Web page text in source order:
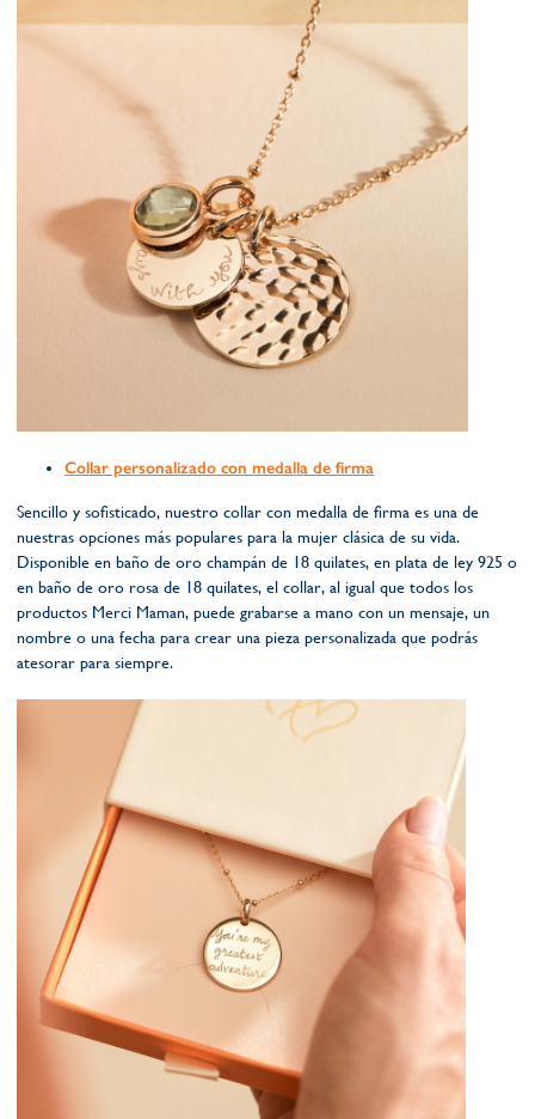
Collar personalizado con medalla de firma
Sencillo y sofisticado, nuestro collar con medalla de firma es una de
nuestras opciones más populares para la mujer clásica de su vida.
Disponible en baño de oro champán de 18 quilates, en plata de ley 925 o
en baño de oro rosa de 18 quilates, el collar, al igual que todos los
productos Merci Maman, puede grabarse a mano con un mensaje, un
nombre o una fecha para crear una pieza personalizada que podrás
atesorar para siempre.